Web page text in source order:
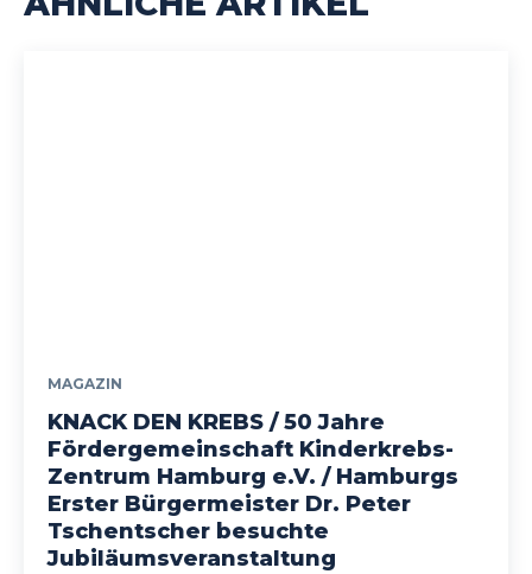
MAGAZIN
KNACK DEN KREBS / 50 Jahre
Fördergemeinschaft Kinderkrebs-
Zentrum Hamburg e.V. / Hamburgs
Erster Bürgermeister Dr. Peter
Tschentscher besuchte
Jubiläumsveranstaltung